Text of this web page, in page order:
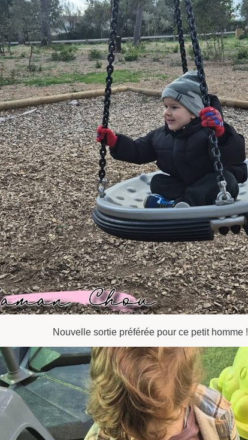
Nouvelle sortie préférée pour ce petit homme !